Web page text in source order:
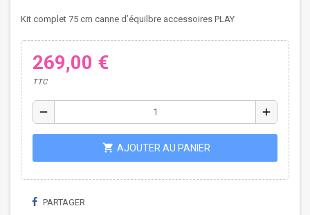
Kit complet 75 cm canne d’équilbre accessoires PLAY
269,00 €
TTC
remove add
shopping_cart AJOUTER AU PANIER
PARTAGER